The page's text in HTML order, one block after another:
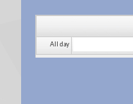
All day